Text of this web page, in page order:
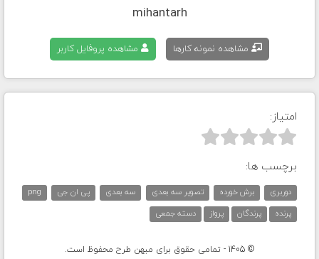
mihantarh
مشاهده نمونه کارها مشاهده پروفایل کاربر
امتیاز:



برچسب ها:
دوربری برش خورده تصویر سه بعدی سه بعدی پی ان جی
png
پرنده
پرندگان پرواز دسته جمعی
© 1405 - تمامی حقوق برای میهن طرح محفوظ است.